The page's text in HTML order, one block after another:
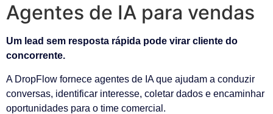
Agentes de IA para vendas
Um lead sem resposta rápida pode virar cliente do
concorrente.
A DropFlow fornece agentes de IA que ajudam a conduzir
conversas, identificar interesse, coletar dados e encaminhar
oportunidades para o time comercial.